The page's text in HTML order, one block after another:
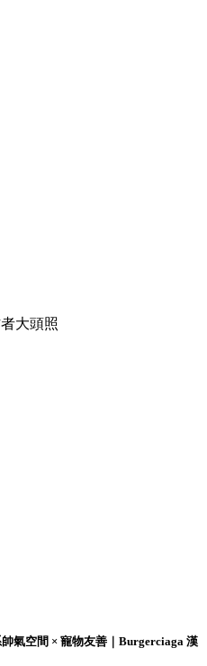
大頭照
氣空間 × 寵物友善｜Burgerciaga 漢